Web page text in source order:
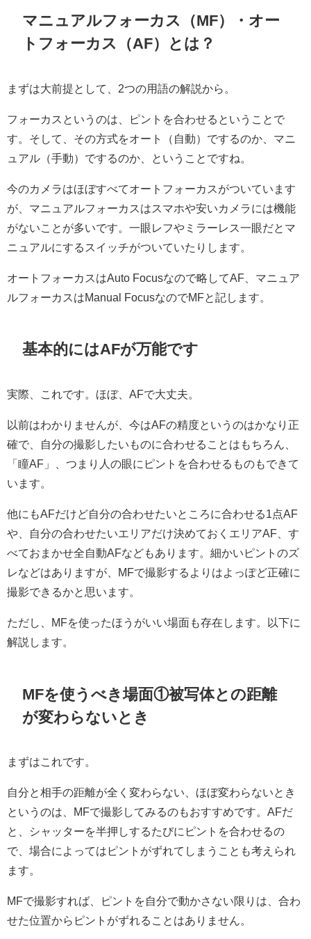
マニュアルフォーカス（MF）・オー
トフォーカス（AF）とは？
まずは大前提として、2つの用語の解説から。
フォーカスというのは、ピントを合わせるということで
す。そして、その方式をオート（自動）でするのか、マニ
ュアル（手動）でするのか、ということですね。
今のカメラはほぼすべてオートフォーカスがついています
が、マニュアルフォーカスはスマホや安いカメラには機能
がないことが多いです。一眼レフやミラーレス一眼だとマ
ニュアルにするスイッチがついていたりします。
オートフォーカスはAuto Focusなので略してAF、マニュア
ルフォーカスはManual FocusなのでMFと記します。
基本的にはAFが万能です
実際、これです。ほぼ、AFで大丈夫。
以前はわかりませんが、今はAFの精度というのはかなり正
確で、自分の撮影したいものに合わせることはもちろん、
「瞳AF」、つまり人の眼にピントを合わせるものもできて
います。
他にもAFだけど自分の合わせたいところに合わせる1点AF
や、自分の合わせたいエリアだけ決めておくエリアAF、す
べておまかせ全自動AFなどもあります。細かいピントのズ
レなどはありますが、MFで撮影するよりはよっぽど正確に
撮影できるかと思います。
ただし、MFを使ったほうがいい場面も存在します。以下に
解説します。
MFを使うべき場面①被写体との距離
が変わらないとき
まずはこれです。
自分と相手の距離が全く変わらない、ほぼ変わらないとき
というのは、MFで撮影してみるのもおすすめです。AFだ
と、シャッターを半押しするたびにピントを合わせるの
で、場合によってはピントがずれてしまうことも考えられ
ます。
MFで撮影すれば、ピントを自分で動かさない限りは、合わ
せた位置からピントがずれることはありません。